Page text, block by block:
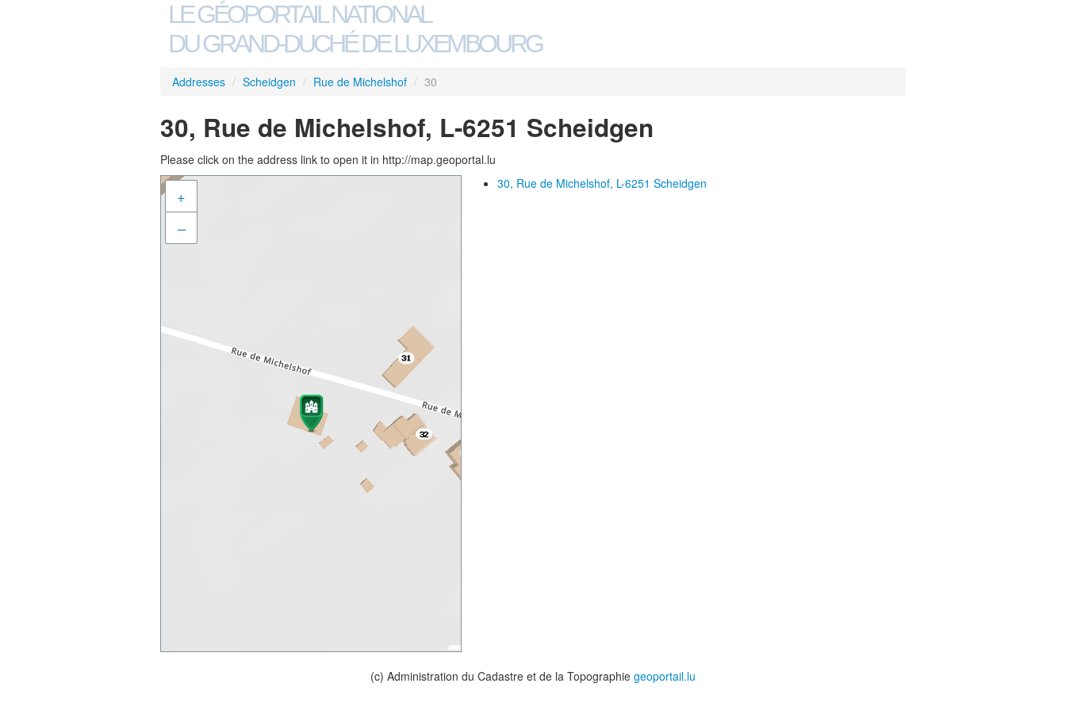
LE GÉOPORTAIL NATIONAL
DU GRAND-DUCHÉ DE LUXEMBOURG
Addresses / Scheidgen / Rue de Michelshof / 30
30, Rue de Michelshof, L-6251 Scheidgen
Please click on the address link to open it in http://map.geoportal.lu
+
–
30, Rue de Michelshof, L-6251 Scheidgen
(c) Administration du Cadastre et de la Topographie geoportail.lu